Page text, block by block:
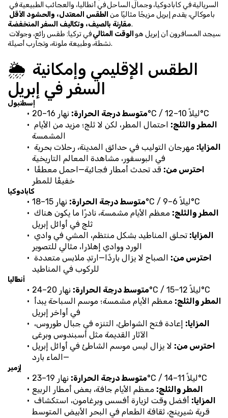
باموكالي، يقدم إبريل مزيجًا مثاليًا من
مقارنة بالصيف، وتكاليف السفر المنخفضة.
سيجد المسافرون أن إبريل هو الوقت المثالي
نشطة، وطبيعة ملونة، وتجارب أصيلة.
🌦️ الطقس الإقليمي وإمكانية
السفر في إبريل
إسطنبول
متوسط درجة الحرارة:
نهار 16–20°C / ليلاً 10–12°C
المطر والثلج:
المشمسة
المزايا:
في البوسفور، مشاهدة المعالم التاريخية
احترس من:
خفيفًا للمطر
كابادوكيا
متوسط درجة الحرارة:
نهار 15–18°C / ليلاً 6–9°C
المطر والثلج:
ثلج في أوائل إبريل
المزايا:
الورد ووادي إهلارا، مثالي للتصوير
احترس من:
للركوب في المناطيد
أنطاليا
متوسط درجة الحرارة:
نهار 20–24°C / ليلاً 12–15°C
المطر والثلج:
في أواخر إبريل
المزايا:
الآثار القديمة مثل أسبندوس وبرغى
احترس من: لا يزال ليس موسم الشاطئ في أوائل إبريل
—الماء بارد
إزمير
متوسط درجة الحرارة:
نهار 19–23°C / ليلاً 11–14°C
المطر والثلج: معظم الأيام جافة، بعض أمطار الربيع
المزايا:
قرية شيرينج، ثقافة الطعام في البحر الأبيض المتوسط